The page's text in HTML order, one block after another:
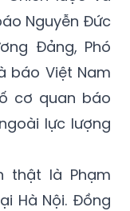
Nguyễn Đức
Đảng, Phó
báo Việt Nam
cơ quan báo
lực lượng
thật là Phạm
Hà Nội. Đồng